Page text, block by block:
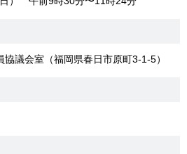
議会室（福岡県春日市原町3-1-5）